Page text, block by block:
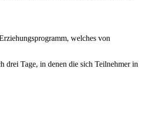
welches von
drei Tage, in denen die sich Teilnehmer in